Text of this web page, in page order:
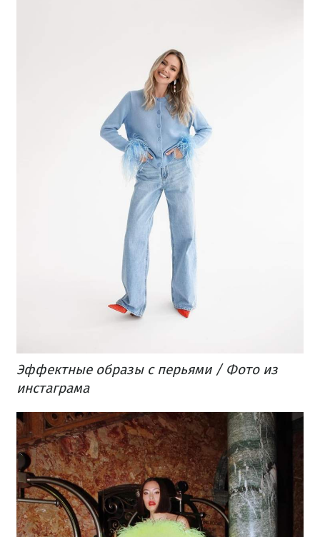
Эффектные образы с перьями / Фото из
инстаграма